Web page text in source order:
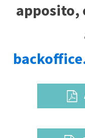
apposito,